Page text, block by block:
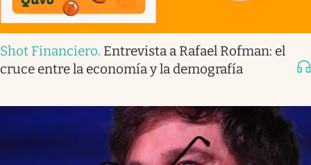
Shot Financiero. Entrevista a Rafael Rofman: el
cruce entre la economía y la demografía